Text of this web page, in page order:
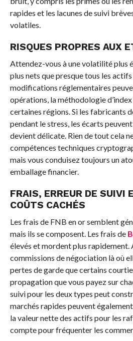
rapides et les lacunes de suivi
volatiles.
RISQUES PROPRES AUX
Attendez-vous à une volatilité plus
plus nets que presque tous les
modifications réglementaires
opérations, la méthodologie d’index
certaines régions. Si les fabricants
pendant le stress, les écarts
devient délicate. Rien de tout cela
compétences techniques
mais vous conduisez toujours un
emballage financier.
FRAIS, ERREUR DE SUIVI
COÛTS CACHÉS
Les frais de FNB en or semblent
mais ils se composent. Les frais de
élevés et mordent plus rapidement.
commissions de négociation là où
pertes de garde que certains
propagation que vous payez sur
suivi pour les deux types peut
marchés rapides peuvent
la valeur nette des actifs pour les
compte pour fréquenter les